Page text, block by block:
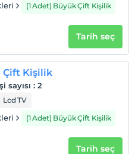
(1 Adet) Büyük Çift Kişilik
Tarih seç
Çift Kişilik
sayısı : 2
Lcd TV
(1 Adet) Büyük Çift Kişilik
Tarih seç